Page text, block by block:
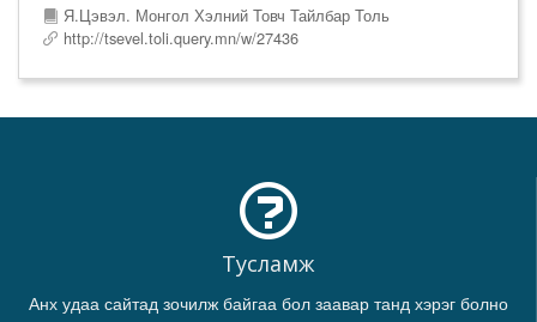
Я.Цэвэл. Монгол Хэлний Товч Тайлбар Толь
http://tsevel.toli.query.mn/w/27436
Тусламж
Анх удаа сайтад зочилж байгаа бол заавар танд хэрэг болно